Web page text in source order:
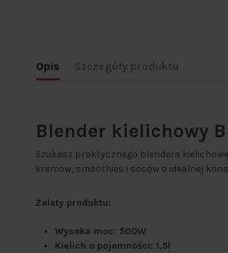
Opis Szczegóły produktu
Blender kielichowy
Szukasz praktycznego blendera
kremów, smoothies i sosów o idealnej
Zalety produktu:
Wysoka moc: 500W
Kielich o pojemności: 1,5l